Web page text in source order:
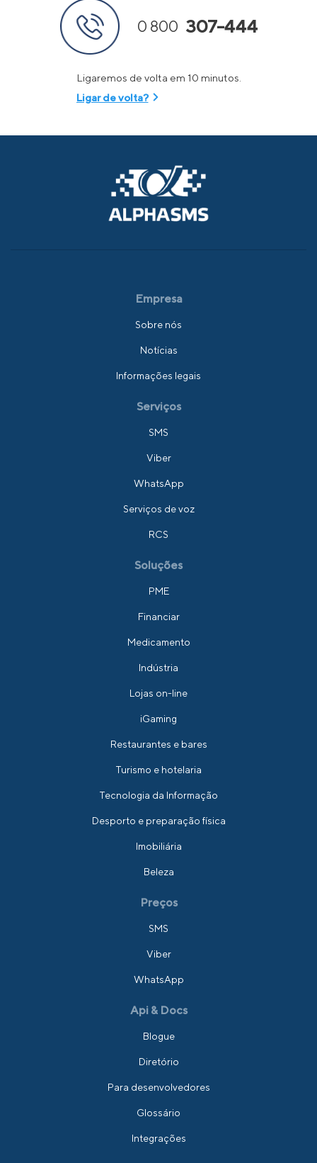
0 800 307-444
Ligaremos de volta em 10 minutos.
Ligar de volta?
Empresa
Sobre nós
Notícias
Informações legais
Serviços
SMS
Viber
WhatsApp
Serviços de voz
RCS
Soluções
PME
Financiar
Medicamento
Indústria
Lojas on-line
iGaming
Restaurantes e bares
Turismo e hotelaria
Tecnologia da Informação
Desporto e preparação física
Imobiliária
Beleza
Preços
SMS
Viber
WhatsApp
Api & Docs
Blogue
Diretório
Para desenvolvedores
Glossário
Integrações